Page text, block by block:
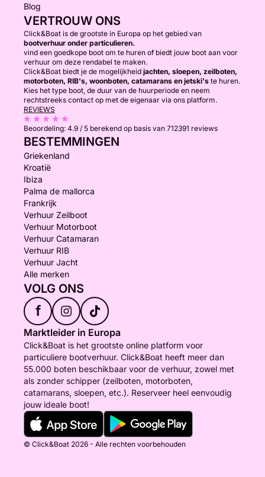
Blog
VERTROUW ONS
Click&Boat is de grootste in Europa op het gebied van
bootverhuur onder particulieren.
vind een goedkope boot om te huren of biedt jouw boot aan voor
verhuur om deze rendabel te maken.
Click&Boat biedt je de mogelijkheid jachten, sloepen, zeilboten,
motorboten, RIB's, woonboten, catamarans en jetski's te huren.
Kies het type boot, de duur van de huurperiode en neem
rechtstreeks contact op met de eigenaar via ons platform.
REVIEWS
Beoordeling: 4.9 / 5 berekend op basis van 712391 reviews
BESTEMMINGEN
Griekenland
Kroatië
Ibiza
Palma de mallorca
Frankrijk
Verhuur Zeilboot
Verhuur Motorboot
Verhuur Catamaran
Verhuur RIB
Verhuur Jacht
Alle merken
VOLG ONS
f
Marktleider in Europa
Click&Boat is het grootste online platform voor
particuliere bootverhuur. Click&Boat heeft meer dan
55.000 boten beschikbaar voor de verhuur, zowel met
als zonder schipper (zeilboten, motorboten,
catamarans, sloepen, etc.). Reserveer heel eenvoudig
jouw ideale boot!
© Click&Boat 2026 - Alle rechten voorbehouden